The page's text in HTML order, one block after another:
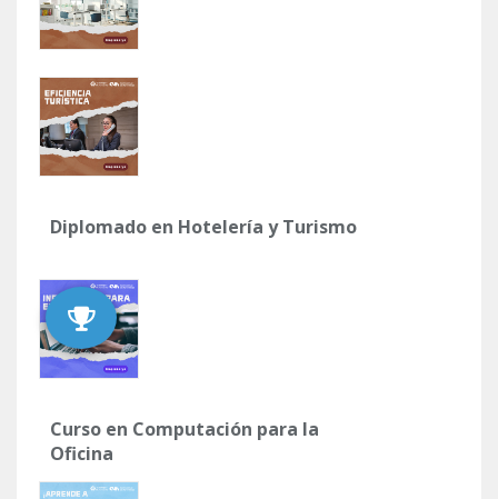
Diplomado en Hotelería y Turismo
Curso en Computación para la
Oficina